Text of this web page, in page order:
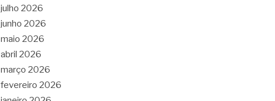
julho 2026
junho 2026
maio 2026
abril 2026
março 2026
fevereiro 2026